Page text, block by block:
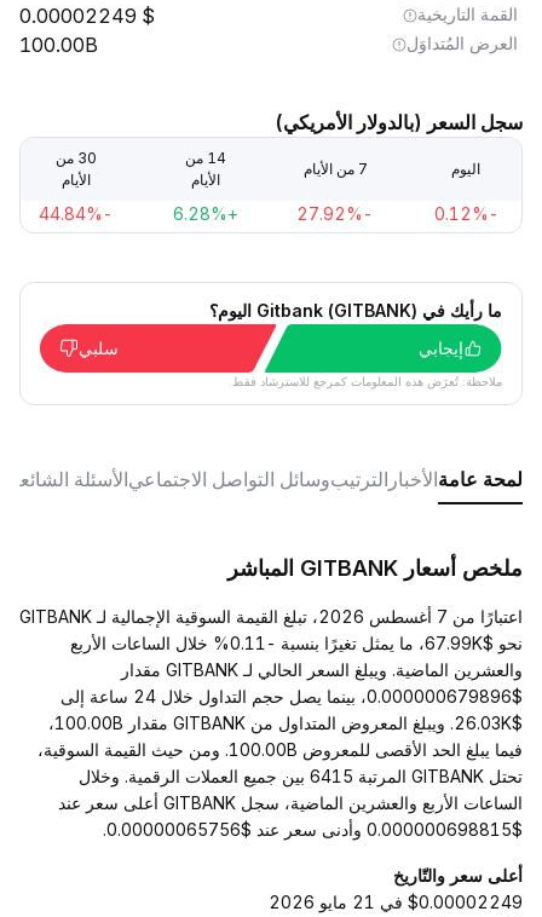
القمة التاريخية 0.00002249
العرض المُتداوَل 100.00B
سجل السعر (بالدولار الأمريكي)
اليوم 7 من الأيام
14 من
الأيام
30 من
الأيام
-0.12%
-27.92%
+6.28%
-44.84%
ما رأيك في Gitbank (GITBANK) اليوم؟
إيجابي
سلبي
ملاحظة: تُعرَض هذه المعلومات كمرجع للاسترشاد فقط.
لمحة عامةالأخبار الترتيبوسائل التواصل الاجتماعيالأسئلة الشائعة
ملخص أسعار GITBANK المباشر
اعتبارًا من 7 أغسطس 2026، تبلغ القيمة السوقية الإجمالية لـ GITBANK
نحو $67.99K، ما يمثل تغيرًا بنسبة -0.11% خلال الساعات الأربع
والعشرين الماضية. ويبلغ السعر الحالي لـ GITBANK مقدار
$0.000000679896، بينما يصل حجم التداول خلال 24 ساعة إلى
$26.03K. ويبلغ المعروض المتداول من GITBANK مقدار 100.00B،
فيما يبلغ الحد الأقصى للمعروض 100.00B. ومن حيث القيمة السوقية،
تحتل GITBANK المرتبة 6415 بين جميع العملات الرقمية. وخلال
الساعات الأربع والعشرين الماضية، سجل GITBANK أعلى سعر عند
$0.000000698815 وأدنى سعر عند $0.00000065756.
أعلى سعر والتّاريخ
$0.00002249 في 21 مايو 2026